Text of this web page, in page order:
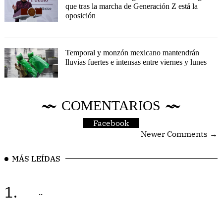
que tras la marcha de Generación Z está la
oposición
Temporal y monzón mexicano mantendrán
lluvias fuertes e intensas entre viernes y lunes
COMENTARIOS
Facebook
Newer Comments →
MÁS LEÍDAS
1. ..